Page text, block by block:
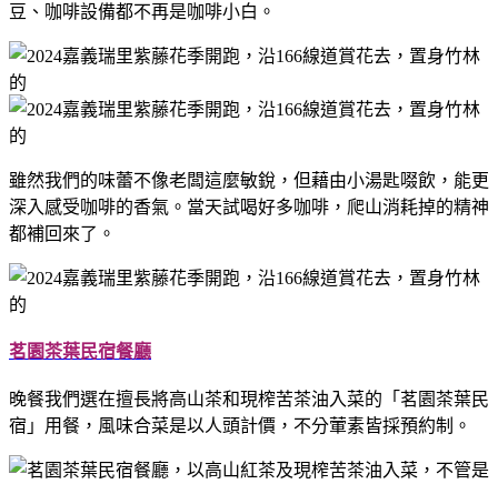
豆、咖啡設備都不再是咖啡小白。​
雖然我們的味蕾不像老闆這麼敏銳，但藉由小湯匙啜飲，能更
深入感受咖啡的香氣。當天試喝好多咖啡，爬山消耗掉的精神
都補回來了。
茗園茶葉民宿餐廳
晚餐我們選在擅長將高山茶和現榨苦茶油入菜的「茗園茶葉民
宿」用餐，風味合菜是以人頭計價，不分葷素皆採預約制。